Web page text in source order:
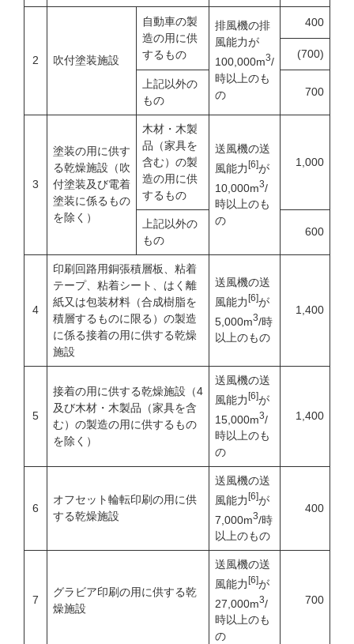
2 吹付塗装施設
自動車の製
造の用に供
するもの
排風機の排
風能力が
100,000m3/
時以上のも
の
400
(700)
上記以外の
もの
700
3
塗装の用に供す
る乾燥施設（吹
付塗装及び電着
塗装に係るもの
を除く）
木材・木製
品（家具を
含む）の製
造の用に供
するもの
送風機の送
風能力[6]が
10,000m3/
時以上のも
の
1,000
上記以外の
もの
600
4
印刷回路用銅張積層板、粘着
テープ、粘着シート、はく離
紙又は包装材料（合成樹脂を
積層するものに限る）の製造
に係る接着の用に供する乾燥
施設
送風機の送
風能力[6]が
5,000m3/時
以上のもの
1,400
5
接着の用に供する乾燥施設（4
及び木材・木製品（家具を含
む）の製造の用に供するもの
を除く）
送風機の送
風能力[6]が
15,000m3/
時以上のも
の
1,400
6
オフセット輪転印刷の用に供
する乾燥施設
送風機の送
風能力[6]が
7,000m3/時
以上のもの
400
7
グラビア印刷の用に供する乾
燥施設
送風機の送
風能力[6]が
27,000m3/
時以上のも
の
700